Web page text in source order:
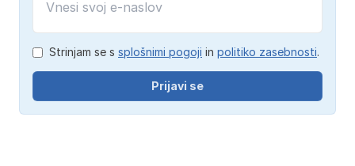
Strinjam se s splošnimi pogoji in politiko zasebnosti.
Prijavi se